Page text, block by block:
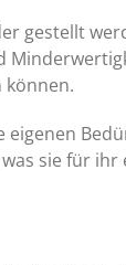
gestellt
können.
sie für